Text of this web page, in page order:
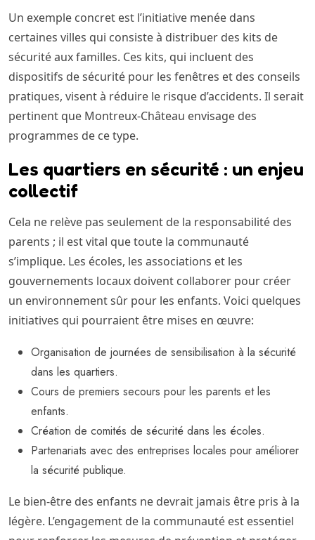
Un exemple concret est l’initiative menée dans
certaines villes qui consiste à distribuer des kits de
sécurité aux familles. Ces kits, qui incluent des
dispositifs de sécurité pour les fenêtres et des conseils
pratiques, visent à réduire le risque d’accidents. Il serait
pertinent que Montreux-Château envisage des
programmes de ce type.
Les quartiers en sécurité : un enjeu
collectif
Cela ne relève pas seulement de la responsabilité des
parents ; il est vital que toute la communauté
s’implique. Les écoles, les associations et les
gouvernements locaux doivent collaborer pour créer
un environnement sûr pour les enfants. Voici quelques
initiatives qui pourraient être mises en œuvre:
Organisation de journées de sensibilisation à la sécurité
dans les quartiers.
Cours de premiers secours pour les parents et les
enfants.
Création de comités de sécurité dans les écoles.
Partenariats avec des entreprises locales pour améliorer
la sécurité publique.
Le bien-être des enfants ne devrait jamais être pris à la
légère. L’engagement de la communauté est essentiel